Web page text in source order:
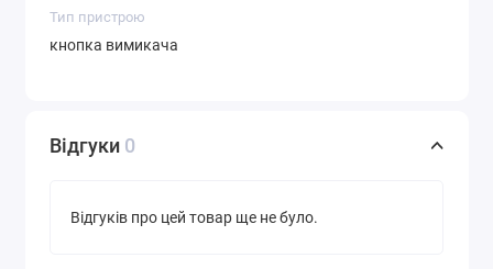
Тип пристрою
кнопка вимикача
Відгуки 0
Відгуків про цей товар ще не було.